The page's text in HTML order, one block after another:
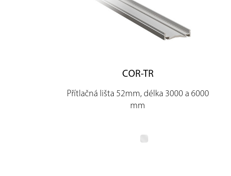
COR-TR
Přítlačná lišta 52mm, délka 3000 a 6000
mm